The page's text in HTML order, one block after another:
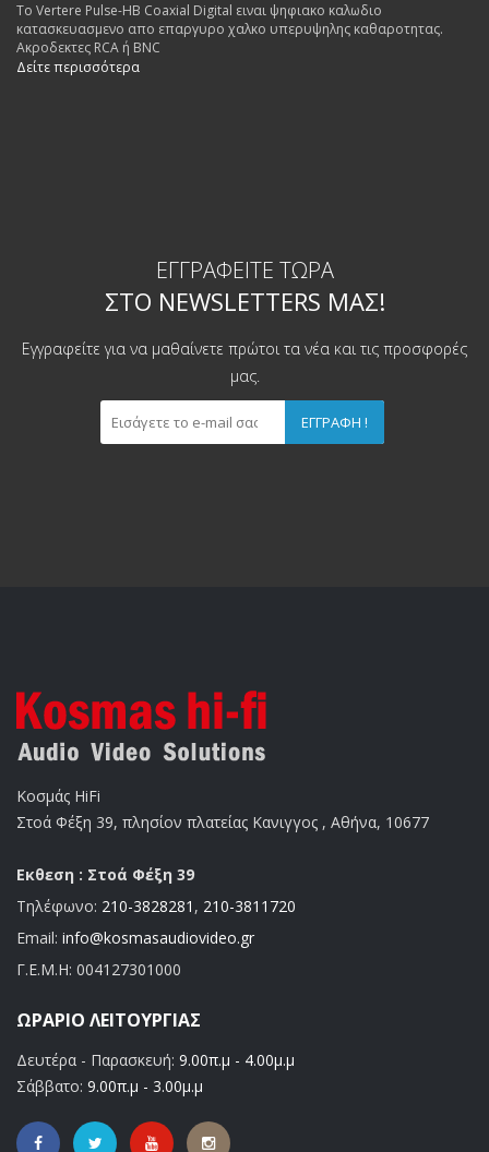
Το Vertere Pulse-HB Coaxial Digital ειναι ψηφιακο καλωδιο
κατασκευασμενο απο επαργυρο χαλκο υπερυψηλης καθαροτητας.
Ακροδεκτες RCA ή BNC
Δείτε περισσότερα
ΕΓΓΡΑΦΕΊΤΕ ΤΏΡΑ
ΣΤΟ NEWSLETTERS ΜΑΣ!
Εγγραφείτε για να μαθαίνετε πρώτοι τα νέα και τις προσφορές
μας.
ΕΓΓΡΑΦΉ !
Κοσμάς HiFi
Στοά Φέξη 39, πλησίον πλατείας Κανιγγος , Αθήνα, 10677
Εκθεση : Στοά Φέξη 39
Τηλέφωνο: 210-3828281 , 210-3811720
Email: info@kosmasaudiovideo.gr
Γ.Ε.Μ.Η: 004127301000
ΩΡΆΡΙΟ ΛΕΙΤΟΥΡΓΊΑΣ
Δευτέρα - Παρασκευή: 9.00π.μ - 4.00μ.μ
Σάββατο: 9.00π.μ - 3.00μ.μ